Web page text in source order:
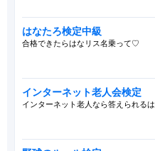
はなたろ検定中級
合格できたらはなリス名乗って♡
インターネット老人会検定
インターネット老人なら答えられるは